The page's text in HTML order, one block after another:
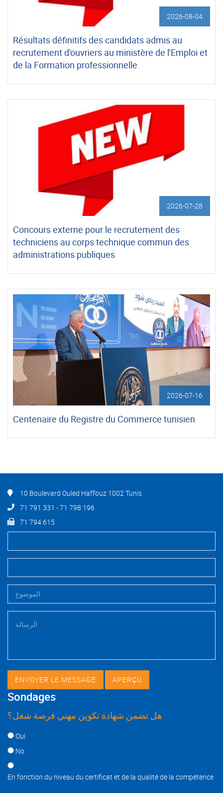
2026-08-04
Résultats définitifs des candidats admis au
recrutement d'ouvriers au ministère de l'Emploi et
de la Formation professionnelle
2026-07-28
Concours externe pour le recrutement des
techniciens au corps technique commun des
administrations publiques
2026-07-16
Centenaire du Registre du Commerce tunisien
10 Boulevard Ouled Haffouz 1002 Tunis
71 791 331 - 71 798 196
71 794 615
Sondages
هل تضمن شهادة تكوين مهني فرصة شغل؟
Choices
Oui
No
En fonction du niveau du certificat et de la qualité de la compétence